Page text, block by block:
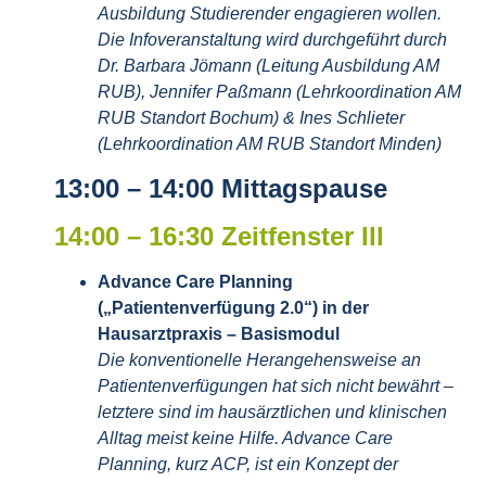
Ausbildung Studierender engagieren wollen.
Die Infoveranstaltung wird durchgeführt durch
Dr. Barbara Jömann (Leitung Ausbildung AM
RUB), Jennifer Paßmann (Lehrkoordination AM
RUB Standort Bochum) & Ines Schlieter
(Lehrkoordination AM RUB Standort Minden)
13:00 – 14:00 Mittagspause
14:00 – 16:30 Zeitfenster III
Advance Care Planning
(„Patientenverfügung 2.0“) in der
Hausarztpraxis – Basismodul
Die konventionelle Herangehensweise an
Patientenverfügungen hat sich nicht bewährt –
letztere sind im hausärztlichen und klinischen
Alltag meist keine Hilfe. Advance Care
Planning, kurz ACP, ist ein Konzept der